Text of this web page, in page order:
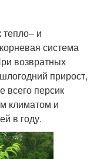
и
система
возвратных
прирост,
всего персик
климатом и
в году.